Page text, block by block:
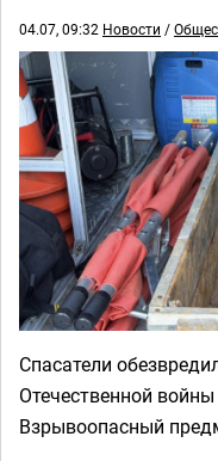
04.07, 09:32 Новости /
Спасатели
Отечественной
Взрывоопасный